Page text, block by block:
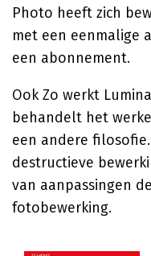
Photo heeft zich
met een eenmalige
een abonnement.
Ook Zo werkt
behandelt het
een andere
destructieve
van aanpassingen
fotobewerking.